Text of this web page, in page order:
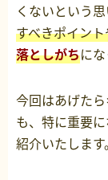
くないという
すべきポイン
落としがちに
今回はあげた
も、特に重要
紹介いたします。